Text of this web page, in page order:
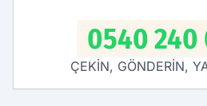
0540 240
ÇEKİN, GÖNDERİN,